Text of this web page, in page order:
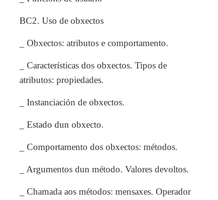
BC2. Uso de obxectos
_ Obxectos: atributos e comportamento.
_ Características dos obxectos. Tipos de
atributos: propiedades.
_ Instanciación de obxectos.
_ Estado dun obxecto.
_ Comportamento dos obxectos: métodos.
_ Argumentos dun método. Valores devoltos.
_ Chamada aos métodos: mensaxes. Operador